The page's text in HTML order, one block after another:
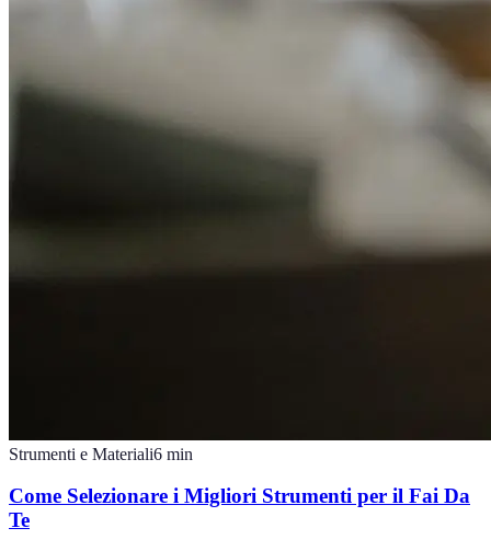
Strumenti e Materiali6 min
Come Selezionare i Migliori Strumenti per il Fai Da
Te